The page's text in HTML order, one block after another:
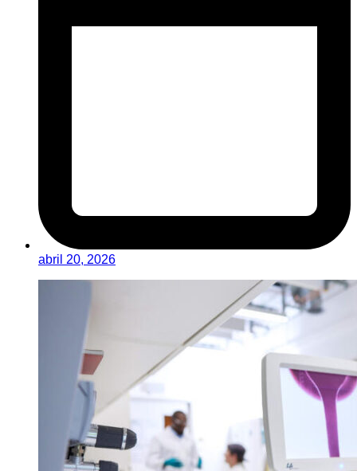
abril 20, 2026